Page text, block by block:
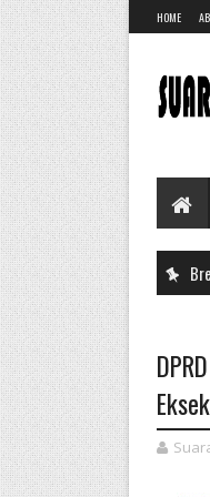
HOME